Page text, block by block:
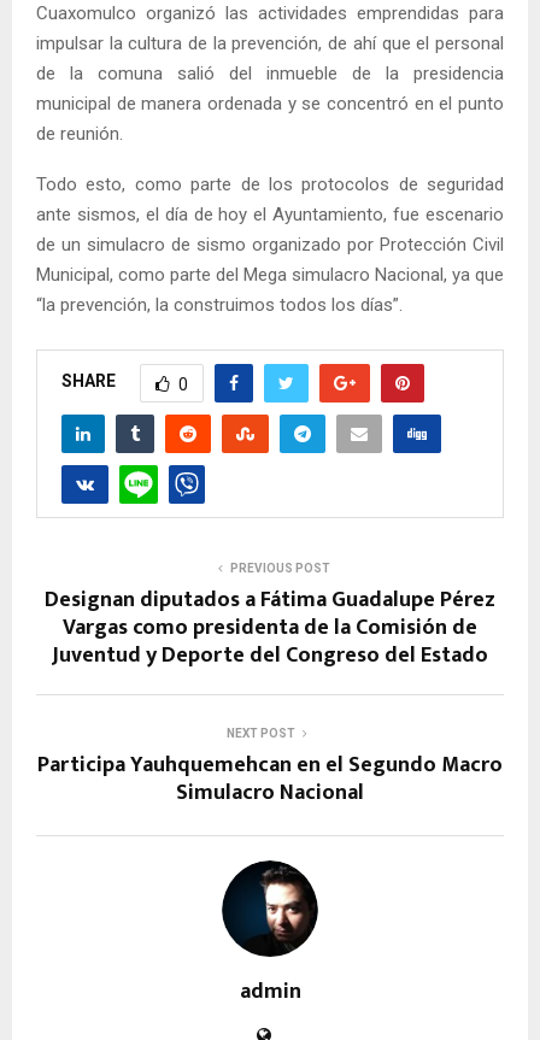
Cuaxomulco organizó las actividades emprendidas para
impulsar la cultura de la prevención, de ahí que el personal
de la comuna salió del inmueble de la presidencia
municipal de manera ordenada y se concentró en el punto
de reunión.
Todo esto, como parte de los protocolos de seguridad
ante sismos, el día de hoy el Ayuntamiento, fue escenario
de un simulacro de sismo organizado por Protección Civil
Municipal, como parte del Mega simulacro Nacional, ya que
“la prevención, la construimos todos los días”.
SHARE 0
PREVIOUS POST
Designan diputados a Fátima Guadalupe Pérez
Vargas como presidenta de la Comisión de
Juventud y Deporte del Congreso del Estado
NEXT POST
Participa Yauhquemehcan en el Segundo Macro
Simulacro Nacional
admin